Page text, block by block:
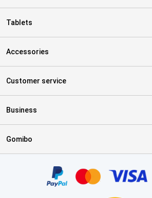
Tablets
Accessories
Customer service
Business
Gomibo